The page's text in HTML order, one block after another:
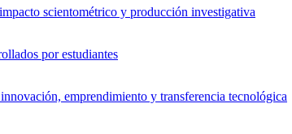
scientométrico y producción investigativa
por estudiantes
emprendimiento y transferencia tecnológica